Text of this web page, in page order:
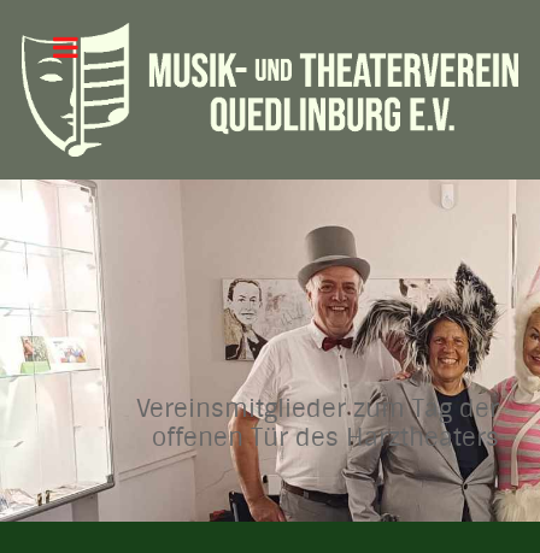
Vereinsmitglieder zum Tag der
offenen Tür des Harztheaters